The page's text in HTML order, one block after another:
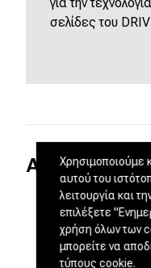
σελίδες του
Ακολουθήστε
News
Χρησιμοποιούμε
αυτού του
λειτουργία και
επιλέξετε
χρήση όλων των
μπορείτε να
τύπους cookie.